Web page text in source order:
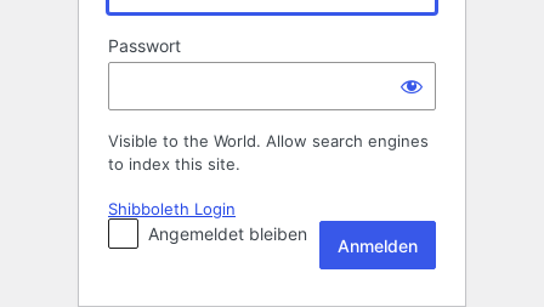
Passwort
Visible to the World. Allow search engines
to index this site.
Shibboleth Login
Angemeldet bleiben